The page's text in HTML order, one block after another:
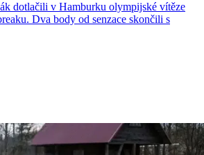
dotlačili v Hamburku olympijské vítěze
Dva body od senzace skončili s